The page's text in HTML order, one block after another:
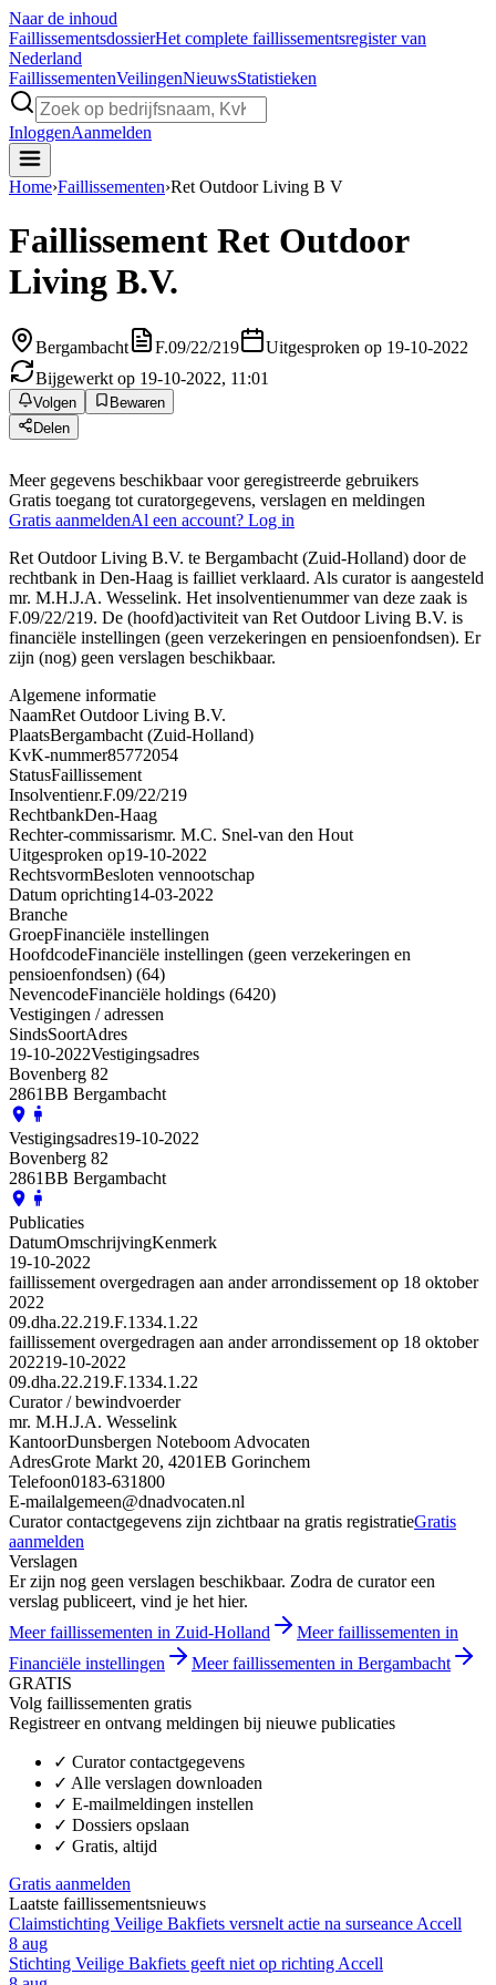
Naar de inhoud
FaillissementsdossierHet complete faillissementsregister van
Nederland
FaillissementenVeilingenNieuwsStatistieken
InloggenAanmelden
Home›Faillissementen›Ret Outdoor Living B V
Faillissement Ret Outdoor
Living B.V.
Bergambacht F.09/22/219
Uitgesproken op 19-10-2022
Bijgewerkt op 19-10-2022, 11:01
Volgen
Bewaren
Delen
Meer gegevens beschikbaar voor geregistreerde gebruikers
Gratis toegang tot curatorgegevens, verslagen en meldingen
Gratis aanmeldenAl een account? Log in
Ret Outdoor Living B.V. te Bergambacht (Zuid-Holland) door de
rechtbank in Den-Haag is failliet verklaard. Als curator is aangesteld
mr. M.H.J.A. Wesselink. Het insolventienummer van deze zaak is
F.09/22/219. De (hoofd)activiteit van Ret Outdoor Living B.V. is
financiële instellingen (geen verzekeringen en pensioenfondsen). Er
zijn (nog) geen verslagen beschikbaar.
Algemene informatie
NaamRet Outdoor Living B.V.
PlaatsBergambacht (Zuid-Holland)
KvK-nummer85772054
StatusFaillissement
Insolventienr.F.09/22/219
RechtbankDen-Haag
Rechter-commissarismr. M.C. Snel-van den Hout
Uitgesproken op19-10-2022
RechtsvormBesloten vennootschap
Datum oprichting14-03-2022
Branche
GroepFinanciële instellingen
HoofdcodeFinanciële instellingen (geen verzekeringen en
pensioenfondsen) (64)
NevencodeFinanciële holdings (6420)
Vestigingen / adressen
SindsSoortAdres
19-10-2022Vestigingsadres
Bovenberg 82
2861BB Bergambacht
Vestigingsadres19-10-2022
Bovenberg 82
2861BB Bergambacht
Publicaties
DatumOmschrijvingKenmerk
19-10-2022
faillissement overgedragen aan ander arrondissement op 18 oktober
2022
09.dha.22.219.F.1334.1.22
faillissement overgedragen aan ander arrondissement op 18 oktober
202219-10-2022
09.dha.22.219.F.1334.1.22
Curator / bewindvoerder
mr. M.H.J.A. Wesselink
KantoorDunsbergen Noteboom Advocaten
AdresGrote Markt 20, 4201EB Gorinchem
Telefoon0183-631800
E-mailalgemeen@dnadvocaten.nl
Curator contactgegevens zijn zichtbaar na gratis registratieGratis
aanmelden
Verslagen
Er zijn nog geen verslagen beschikbaar. Zodra de curator een
verslag publiceert, vind je het hier.
Meer faillissementen in Zuid-Holland
Meer faillissementen in
Financiële instellingen
Meer faillissementen in Bergambacht
GRATIS
Volg faillissementen gratis
Registreer en ontvang meldingen bij nieuwe publicaties
✓ Curator contactgegevens
✓ Alle verslagen downloaden
✓ E-mailmeldingen instellen
✓ Dossiers opslaan
✓ Gratis, altijd
Gratis aanmelden
Laatste faillissementsnieuws
Claimstichting Veilige Bakfiets versnelt actie na surseance Accell
8 aug
Stichting Veilige Bakfiets geeft niet op richting Accell